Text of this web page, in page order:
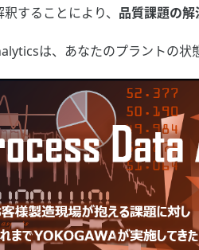
することにより、 品質課題の解
は、あなたのプラントの状